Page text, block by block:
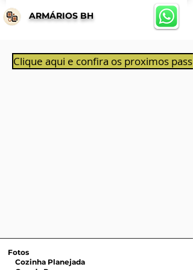
ARMÁRIOS BH
Clique aqui e confira os proximos
Fotos
Cozinha Planejada